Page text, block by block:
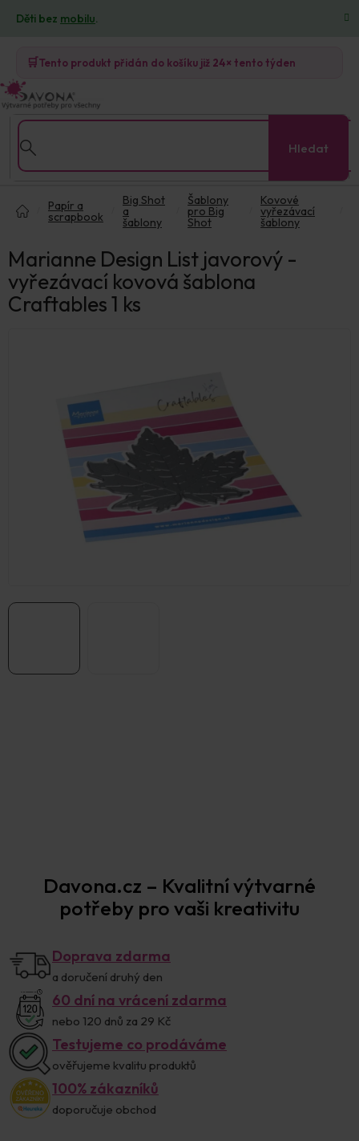
obsah
Děti bez mobilu.
🛒Tento produkt přidán do košíku již 24× tento týden
Hledat
Papír a
scrapbook
Big Shot
a
šablony
Šablony
pro Big
Shot
Kovové
vyřezávací
šablony
Marianne Design List javorový -
vyřezávací kovová šablona
Craftables 1 ks
Davona.cz – Kvalitní výtvarné
potřeby pro vaši kreativitu
Doprava zdarma
a doručení druhý den
60 dní na vrácení zdarma
nebo 120 dnů za 29 Kč
Testujeme co prodáváme
ověřujeme kvalitu produktů
100% zákazníků
doporučuje obchod